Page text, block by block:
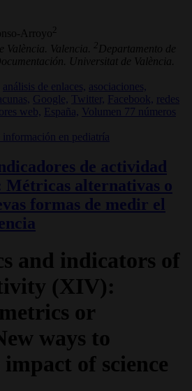
Arroyo
València. Valencia. 2 Departamento de
Universitat de València.
análisis de enlaces, asociaciones,
Google, Twitter, Facebook,
redes
web, España,
Volumen 77 números
información en pediatría
de actividad
alternativas o
formas de medir el
and indicators of
(XIV):
or
ways to
of science